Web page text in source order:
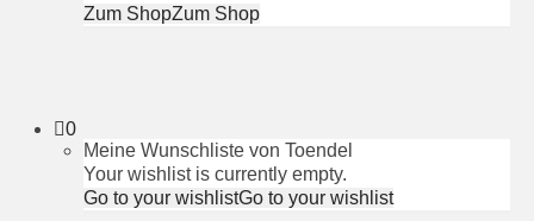
Zum ShopZum Shop
0
Meine Wunschliste von Toendel
Your wishlist is currently empty.
Go to your wishlistGo to your wishlist